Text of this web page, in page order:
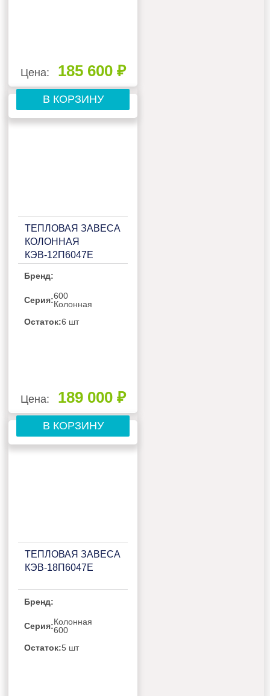
Цена: 185 600 ₽
В КОРЗИНУ
ТЕПЛОВАЯ ЗАВЕСА
КОЛОННАЯ
КЭВ-12П6047Е
Бренд:
Серия:600
Колонная
Остаток:6 шт
Цена: 189 000 ₽
В КОРЗИНУ
ТЕПЛОВАЯ ЗАВЕСА
КЭВ-18П6047Е
Бренд:
Серия:Колонная
600
Остаток:5 шт